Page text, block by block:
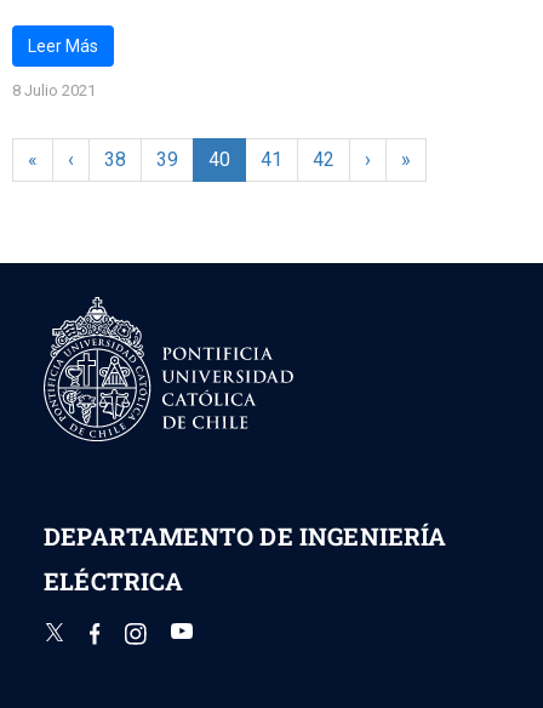
Leer Más
8 Julio 2021
« ‹ 38 39 40 41 42 › »
DEPARTAMENTO DE INGENIERÍA
ELÉCTRICA